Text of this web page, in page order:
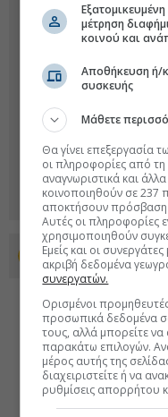
Προσθέστε το
μέτρηση
κοινού και
Αποθήκευση ή/
συσκευής
Μάθετε
Θα γίνει επεξεργασία
οι πληροφορίες από
αναγνωριστικά και
κοινοποιηθούν σε 237
αποκτήσουν πρόσβαση
Αυτές οι πληροφορίες
χρησιμοποιηθούν
Εμείς και οι
ακριβή δεδομένα
συνεργατών.
Ορισμένοι
προσωπικά δεδομένα
τους, αλλά μπορείτε να
παρακάτω επιλογών.
μέρος αυτής της
διαχειριστείτε ή να
ρυθμίσεις απορρήτου